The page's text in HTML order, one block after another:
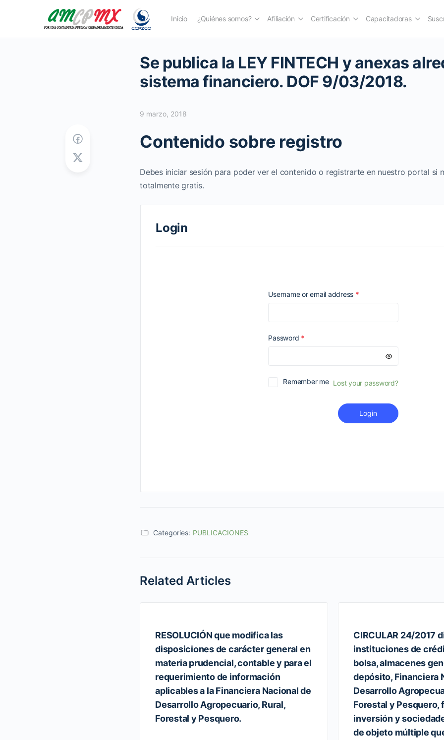
Inicio ¿Quiénes somos? Afiliación Certificación Capacitadoras
Se publica la LEY FINTECH y anexas
sistema financiero. DOF 9/03/2018.
9 marzo, 2018
Contenido sobre registro
Debes iniciar sesión para poder ver el contenido o registrarte en nuestro portal si
totalmente gratis.
Login
Username or email address *Required
Password *Required
Remember me Lost your password?
Login
Categories: PUBLICACIONES
Related Articles
RESOLUCIÓN que modifica las
disposiciones de carácter general en
materia prudencial, contable y para el
requerimiento de información
aplicables a la Financiera Nacional de
Desarrollo Agropecuario, Rural,
Forestal y Pesquero.
CIRCULAR 24/2017
instituciones de
bolsa, almacenes
depósito, Financiera
Desarrollo
Forestal y Pesquero,
inversión y
de objeto múltiple